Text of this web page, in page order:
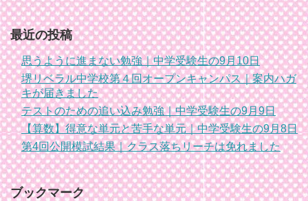
最近の投稿
思うように進まない勉強｜中学受験生の9月10日
堺リベラル中学校第４回オープンキャンパス｜案内ハガ
キが届きました
テストのための追い込み勉強｜中学受験生の9月9日
【算数】得意な単元と苦手な単元｜中学受験生の9月8日
第4回公開模試結果｜クラス落ちリーチは免れました
ブックマーク